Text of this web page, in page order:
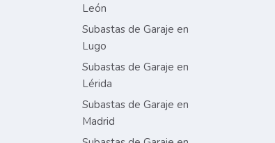
León
Subastas de Garaje en
Lugo
Subastas de Garaje en
Lérida
Subastas de Garaje en
Madrid